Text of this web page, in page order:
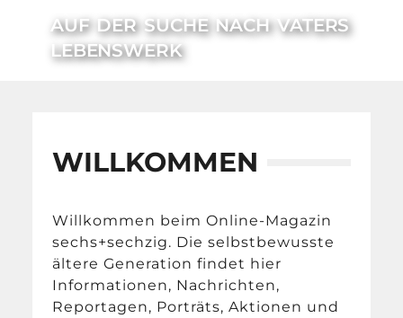
AUF DER SUCHE NACH VATERS
LEBENSWERK
WILLKOMMEN
Willkommen beim Online-Magazin
sechs+sechzig. Die selbstbewusste
ältere Generation findet hier
Informationen, Nachrichten,
Reportagen, Porträts, Aktionen und